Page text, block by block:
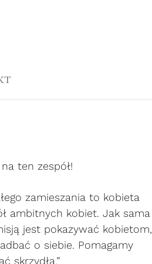
ten zespół!
zamieszania to kobieta
ambitnych kobiet. Jak sama
jest pokazywać kobietom,
o siebie. Pomagamy
skrzydła.”